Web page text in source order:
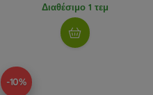
Διαθέσιμο 1 τεμ
-10%